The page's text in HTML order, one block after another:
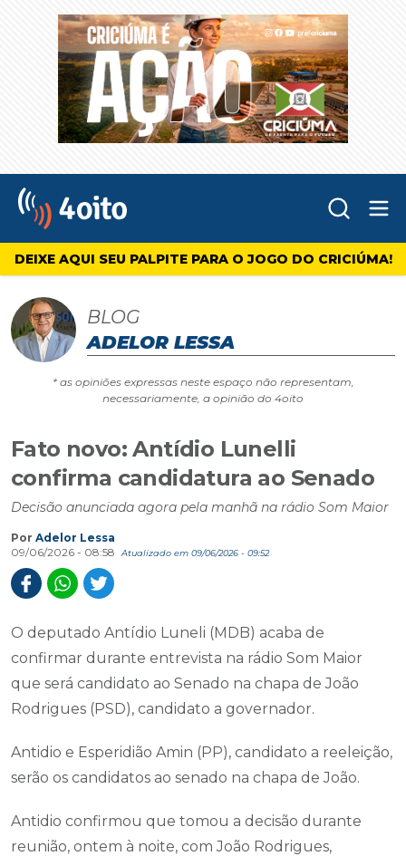
4oito
DEIXE AQUI SEU PALPITE PARA O JOGO DO CRICIÚMA!
BLOG
ADELOR LESSA
* as opiniões expressas neste espaço não representam,
necessariamente, a opinião do 4oito
Fato novo: Antídio Lunelli
confirma candidatura ao Senado
Decisão anunciada agora pela manhã na rádio Som Maior
Por Adelor Lessa
09/06/2026 - 08:58
Atualizado em 09/06/2026 - 09:52
O deputado Antídio Luneli (MDB) acaba de
confirmar durante entrevista na rádio Som Maior
que será candidato ao Senado na chapa de João
Rodrigues (PSD), candidato a governador.
Antidio e Esperidião Amin (PP), candidato a reeleição,
serão os candidatos ao senado na chapa de João.
Antidio confirmou que tomou a decisão durante
reunião, ontem à noite, com João Rodrigues,